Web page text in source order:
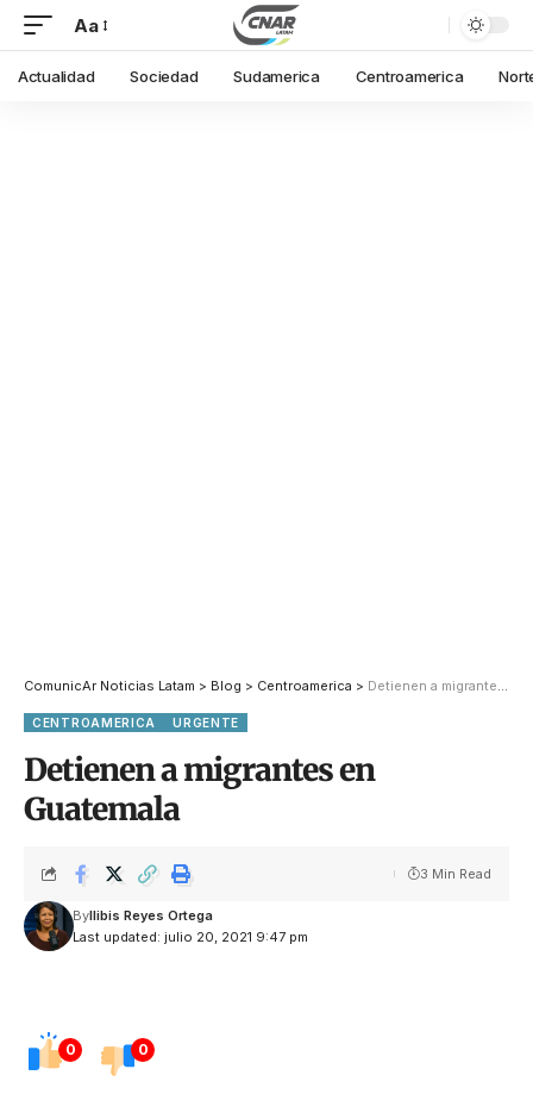
Aa
Actualidad Sociedad Sudamerica Centroamerica
ComunicAr Noticias Latam > Blog > Centroamerica > Detienen a migrantes en Guatemala
CENTROAMERICA URGENTE
Detienen a migrantes en
Guatemala
Last updated: julio 20, 2021 9:47 pm
ByIlibis Reyes Ortega
3 Min Read
0 0